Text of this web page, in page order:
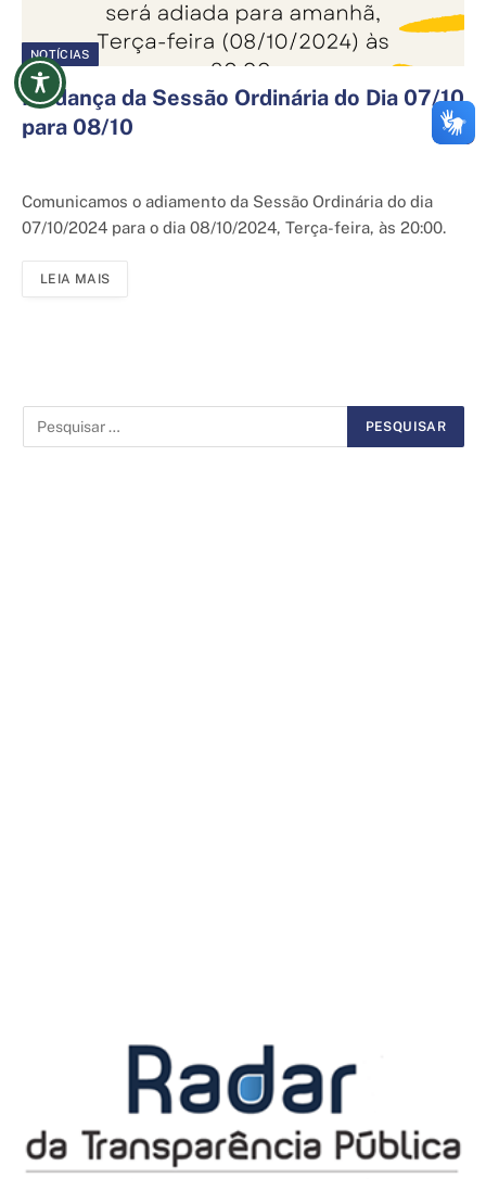
NOTÍCIAS
Mudança da Sessão Ordinária do Dia 07/10
para 08/10
Comunicamos o adiamento da Sessão Ordinária do dia
07/10/2024 para o dia 08/10/2024, Terça-feira, às 20:00.
LEIA MAIS